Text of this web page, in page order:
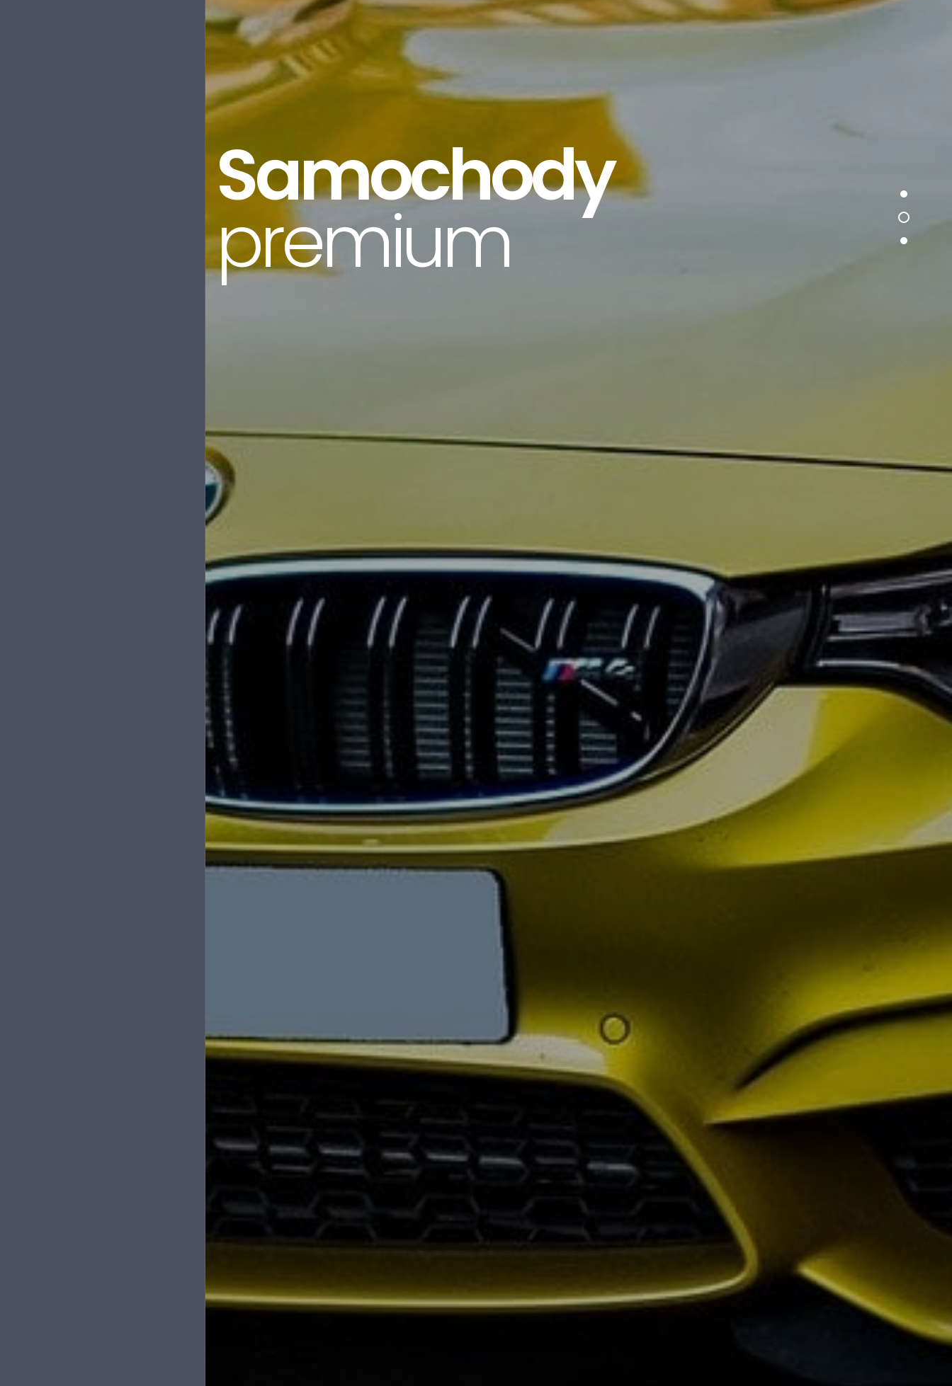
Kampery
na wynajem